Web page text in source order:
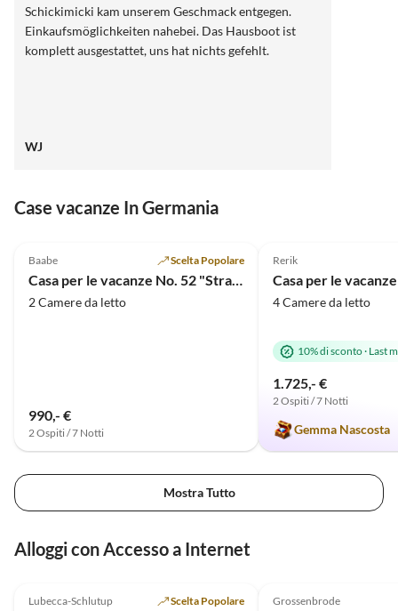
Schickimicki kam unserem Geschmack entgegen.
Einkaufsmöglichkeiten nahebei. Das Hausboot ist
komplett ausgestattet, uns hat nichts gefehlt.
WJ
Case vacanze In Germania
Vacanza al mare
Baabe Scelta Popolare
Casa per le vacanze No. 52 "Strandidyll"
2 Camere da letto
990,- €
2 Ospiti / 7 Notti
Rerik
4 Camere da letto
10% di sconto· Last
1.725,- €
2 Ospiti / 7 Notti
Gemma Nascosta
Mostra Tutto
Alloggi con Accesso a Internet
Lubecca-Schlutup Scelta Popolare Grossenbrode